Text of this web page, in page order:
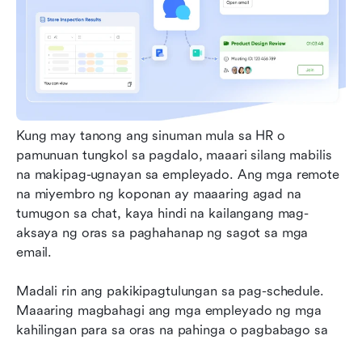
Kung may tanong ang sinuman mula sa HR o
pamunuan tungkol sa pagdalo, maaari silang mabilis
na makipag-ugnayan sa empleyado. Ang mga remote
na miyembro ng koponan ay maaaring agad na
tumugon sa chat, kaya hindi na kailangang mag-
aksaya ng oras sa paghahanap ng sagot sa mga
email.
Madali rin ang pakikipagtulungan sa pag-schedule.
Maaaring magbahagi ang mga empleyado ng mga
kahilingan para sa oras na pahinga o pagbabago sa